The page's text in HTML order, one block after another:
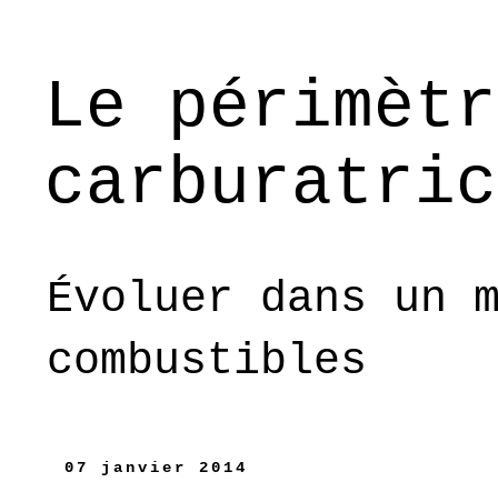
Le
Évoluer dans un
combustibles
07 janvier 2014